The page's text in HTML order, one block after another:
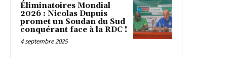
Éliminatoires Mondial
2026 : Nicolas Dupuis
promet un Soudan du Sud
conquérant face à la RDC !
4 septembre 2025